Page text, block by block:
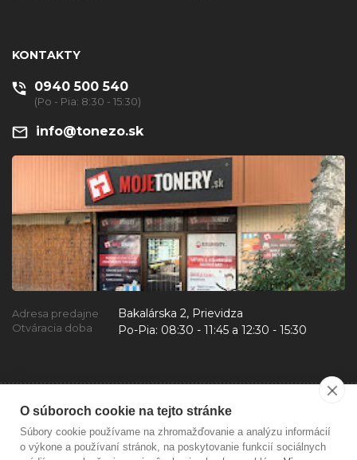
O súboroch cookie na tejto stránke
Súbory cookie používame na zhromažďovanie a analýzu informácií
o výkone a používaní stránok, na poskytovanie funkcií sociálnych
KONTAKTY
0940 500 540
(Po - Pia: 8:30 - 15:30)
info@tonezo.sk
Adresa predajne Bakalárska 2, Prievidza
Otváracia doba Po-Pia: 08:30 - 11:45 a 12:30 - 15:30